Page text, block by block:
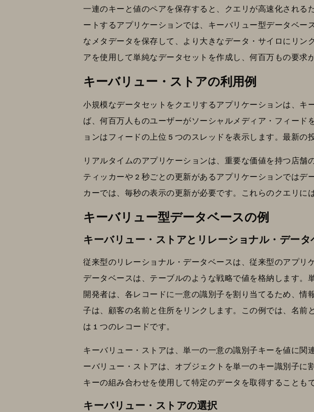
一連のキーと値のペアを保存すると、クエリが高速化され
ートするアプリケーションでは、キーバリュー型データベ
なメタデータを保存して、より大きなデータ・サイロにリ
アを使用して単純なデータセットを作成し、何百万もの要求
キーバリュー・ストアの利用例
小規模なデータセットをクエリするアプリケーションは、キ
ば、何百万人ものユーザーがソーシャルメディア・フィー
ョンはフィードの上位 5 つのスレッドを表示します。最新の
リアルタイムのアプリケーションは、重要な価値を持つ店舗
ティッカーや 2 秒ごとの更新があるアプリケーションでは
カーでは、毎秒の表示の更新が必要です。これらのクエリに
キーバリュー型データベースの例
キーバリュー・ストアとリレーショナル・デー
従来型のリレーショナル・データベースは、従来型のアプリ
データベースは、テーブルのような戦略で値を格納します。
開発者は、各レコードに一意の識別子を割り当てるため、
子は、顧客の名前と住所をリンクします。この例では、名前
は 1 つのレコードです。
キーバリュー・ストアは、単一の一意の識別子キーを値に
ーバリュー・ストアは、オブジェクトを単一のキー識別子に
キーの組み合わせを使用して特定のデータを取得することも
キーバリュー・ストアの選択